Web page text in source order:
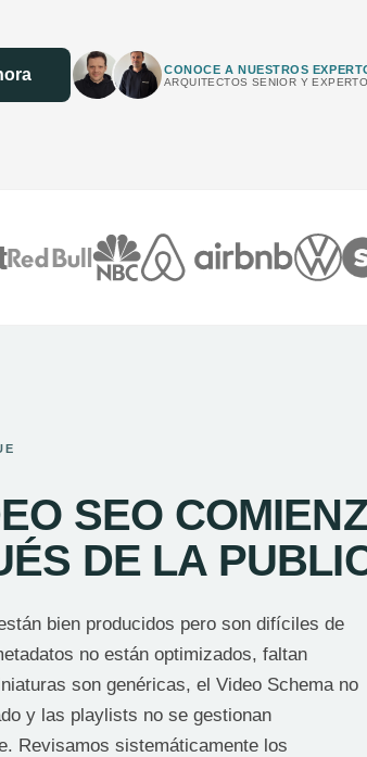
CONOCE A NUESTROS
ARQUITECTOS SENIOR Y
SEO
DE LA
bien producidos pero son difíciles de
no están optimizados, faltan
son genéricas, el Video Schema no
y las playlists no se gestionan
Revisamos sistemáticamente los